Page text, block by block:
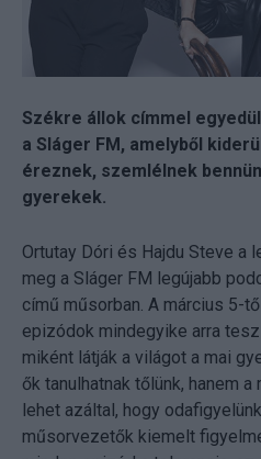
Székre állok címmel
a Sláger FM, amelyből
éreznek, szemlélnek
gyerekek.
Ortutay Dóri és Hajdu Steve a
meg a Sláger FM legújabb
című műsorban. A március 5-
epizódok mindegyike arra
miként látják a világot a mai
ők tanulhatnak tőlünk, hanem
lehet azáltal, hogy
műsorvezetők kiemelt